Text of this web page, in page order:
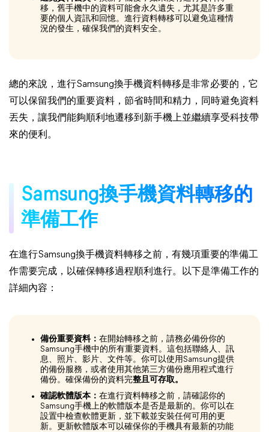
移，舊手機中的資料可能會永久遺失，尤其是許多重
要的個人資訊和回憶。進行資料轉移可以避免這種情
況的發生，確保我們的資料安全。
總的來說，進行Samsung換手機資料轉移是非常必要的，它
可以保留我們的重要資料，節省時間和精力，同時避免資料
丟失，讓我們能夠順利地遷移到新手機上並繼續享受科技帶
來的便利。
Samsung換手機資料轉移的
準備工作
在進行Samsung換手機資料轉移之前，有幾項重要的準備工
作需要完成，以確保轉移過程順利進行。以下是準備工作的
詳細內容：
備份重要資料： 在開始轉移之前，請務必備份你的
Samsung手機中的所有重要資料。這包括聯絡人、訊
息、照片、影片、文件等。你可以使用Samsung提供
的備份服務，或者使用其他第三方備份應用程式進行
備份。確保備份的資料完整且可存取。
確認軟體版本： 在進行資料轉移之前，請確認你的
Samsung手機上的軟體版本是否是最新的。你可以在
設置中檢查軟體更新，並下載並安裝任何可用的更
新。更新軟體版本可以確保你的手機具有最新的功能